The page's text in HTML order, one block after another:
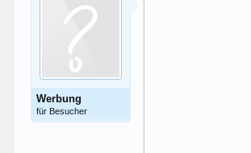
Werbung
für Besucher